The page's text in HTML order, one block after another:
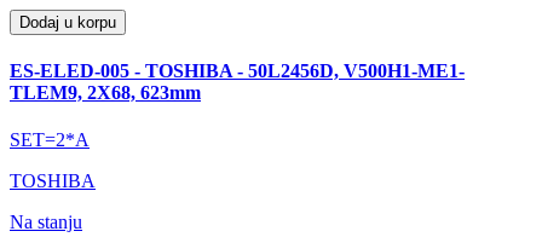
Dodaj u korpu
ES-ELED-005 - TOSHIBA - 50L2456D, V500H1-ME1-
TLEM9, 2X68, 623mm
SET=2*A
TOSHIBA
Na stanju